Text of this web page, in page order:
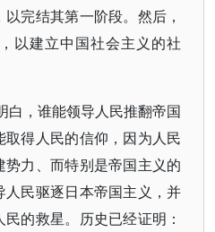
完结其第一阶段。然后，
以建立中国社会主义的社
白，谁能领导人民推翻帝国
得人民的信仰，因为人民
力、而特别是帝国主义的
民驱逐日本帝国主义，并
的救星。历史已经证明：